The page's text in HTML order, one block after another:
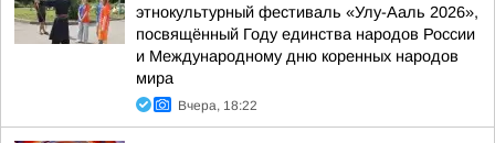
этнокультурный фестиваль «Улу-Ааль 2026»,
посвящённый Году единства народов России
и Международному дню коренных народов
мира
Вчера, 18:22